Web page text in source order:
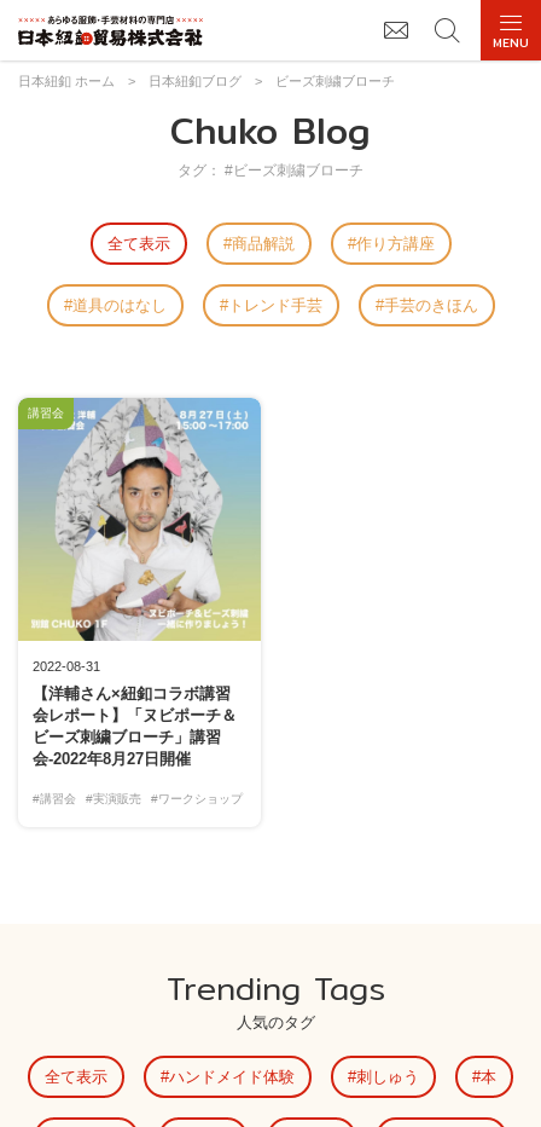
日本紐釦 ホーム > 日本紐釦ブログ > ビーズ刺繍ブローチ
Chuko Blog
タグ： #ビーズ刺繍ブローチ
全て表示 商品解説 作り方講座
道具のはなし トレンド手芸 手芸のきほん
2022-08-31
【洋輔さん×紐釦コラボ講習
会レポート】「ヌビポーチ＆
ビーズ刺繍ブローチ」講習
会-2022年8月27日開催
#講習会 #実演販売 #ワークショップ
講習会
Trending Tags
人気のタグ
全て表示 ハンドメイド体験 刺しゅう 本